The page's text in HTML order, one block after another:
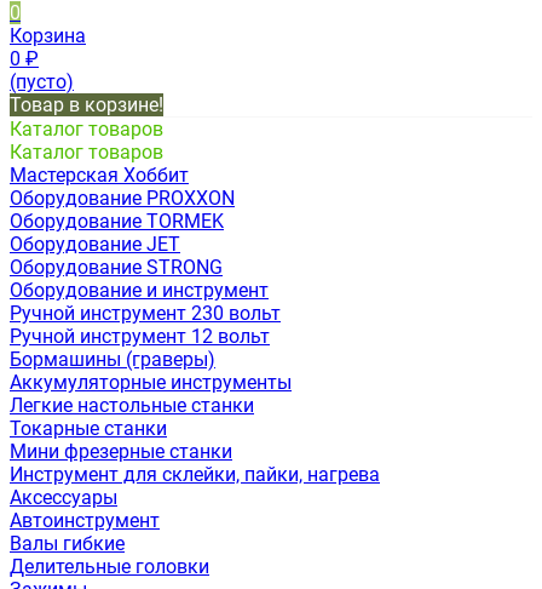
0
Корзина
0 ₽
(пусто)
Товар в корзине!
Каталог товаров
Каталог товаров
Мастерская Хоббит
Оборудование PROXXON
Оборудование TORMEK
Оборудование JET
Оборудование STRONG
Оборудование и инструмент
Ручной инструмент 230 вольт
Ручной инструмент 12 вольт
Бормашины (граверы)
Аккумуляторные инструменты
Легкие настольные станки
Токарные станки
Мини фрезерные станки
Инструмент для склейки, пайки, нагрева
Аксессуары
Автоинструмент
Валы гибкие
Делительные головки